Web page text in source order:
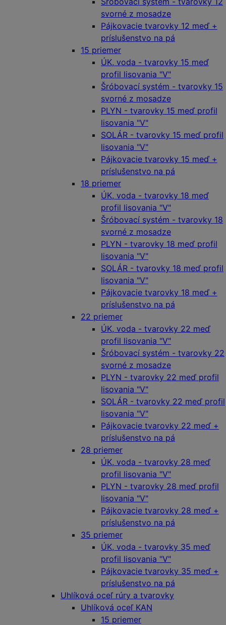
svorné z mosadze
Pájkovacie tvarovky 12 meď +
príslušenstvo na pá
15 priemer
ÚK, voda - tvarovky 15 meď
profil lisovania "V"
Šróbovací systém - tvarovky 15
svorné z mosadze
PLYN - tvarovky 15 meď profil
lisovania "V"
SOLÁR - tvarovky 15 meď profil
lisovania "V"
Pájkovacie tvarovky 15 meď +
príslušenstvo na pá
18 priemer
ÚK, voda - tvarovky 18 meď
profil lisovania "V"
Šróbovací systém - tvarovky 18
svorné z mosadze
PLYN - tvarovky 18 meď profil
lisovania "V"
SOLÁR - tvarovky 18 meď profil
lisovania "V"
Pájkovacie tvarovky 18 meď +
príslušenstvo na pá
22 priemer
ÚK, voda - tvarovky 22 meď
profil lisovania "V"
Šróbovací systém - tvarovky 22
svorné z mosadze
PLYN - tvarovky 22 meď profil
lisovania "V"
SOLÁR - tvarovky 22 meď profil
lisovania "V"
Pájkovacie tvarovky 22 meď +
príslušenstvo na pá
28 priemer
ÚK, voda - tvarovky 28 meď
profil lisovania "V"
PLYN - tvarovky 28 meď profil
lisovania "V"
Pájkovacie tvarovky 28 meď +
príslušenstvo na pá
35 priemer
ÚK, voda - tvarovky 35 meď
profil lisovania "V"
Pájkovacie tvarovky 35 meď +
príslušenstvo na pá
Uhlíková oceľ rúry a tvarovky
Uhlíková oceľ KAN
15 priemer